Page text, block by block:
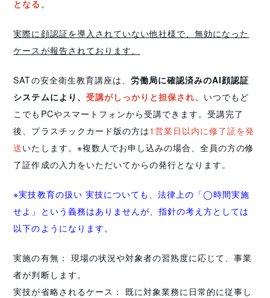
となる 。
実際に顔認証を導入されていない他社様で、無効になった
ケースが報告されております。
SATの安全衛生教育講座は、 労働局に確認済みのAI顔認証
システムにより、 受講がしっかりと担保され、 いつでもど
こでもPCやスマートフォンから受講できます。受講完了
後、プラスチックカード版の方は1営業日以内に修了証を発
送いたします。※複数人でお申し込みの場合、全員の方の修
了証作成の入力をいただいてからの発行となります。
※実技教育の扱い 実技についても、法律上の「◯時間実施
せよ」という義務はありませんが、指針の考え方としては
以下のようになります。
実施の有無： 現場の状況や対象者の習熟度に応じて、事業
者が判断します。
実技が省略されるケース： 既に対象業務に日常的に従事し